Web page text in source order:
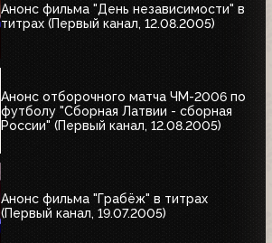
Анонс фильма "День независимости" в
титрах (Первый канал, 12.08.2005)
Анонс отборочного матча ЧМ-2006 по
футболу "Сборная Латвии - сборная
России" (Первый канал, 12.08.2005)
Анонс фильма "Грабёж" в титрах
(Первый канал, 19.07.2005)